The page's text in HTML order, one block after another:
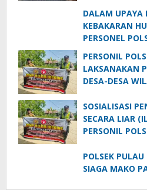
WILAYAH
DALAM UPAYA
KEBAKARAN
PERSONEL
PELAKU
KECAMATAN
PERSONIL
LAKSANAKAN
DESA-DESA
SOSIALISASI
SECARA LIAR
PERSONIL
POLSEK
SIAGA MAKO